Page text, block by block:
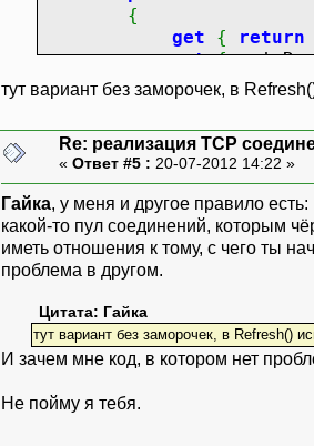
}
void
}
public void
{
foreach (
if
(
{
get
{ return
set {
}
Socket _socked;
publicSocket
{
set {
}
ConnectionState
public
{
get { return
set {
тут вариант без заморочек, в
Re: реализация TCP
« Ответ #5 : 20-07-2012 14:22 »
Гайка, у меня и другое правило
какой-то пул соединений, которым
иметь отношения к тому, с чего ты
проблема в другом.
Цитата: Гайка
тут вариант без заморочек, в Refresh()
И зачем мне код, в котором нет
Не пойму я тебя.